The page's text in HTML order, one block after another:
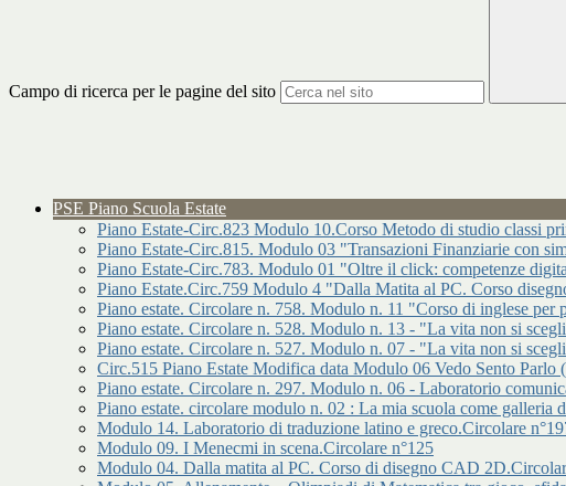
Campo di ricerca per le pagine del sito
PSE Piano Scuola Estate
Piano Estate-Circ.823 Modulo 10.Corso Metodo di studio classi
Piano Estate-Circ.815. Modulo 03 "Transazioni Finanziarie con
Piano Estate-Circ.783. Modulo 01 "Oltre il click: competenze
Piano Estate.Circ.759 Modulo 4 "Dalla Matita al PC. Corso
Piano estate. Circolare n. 758. Modulo n. 11 "Corso di inglese
Piano estate. Circolare n. 528. Modulo n. 13 - "La vita non si
Piano estate. Circolare n. 527. Modulo n. 07 - "La vita non si
Circ.515 Piano Estate Modifica data Modulo 06 Vedo Sento Parlo
Piano estate. Circolare n. 297. Modulo n. 06 - Laboratorio
Piano estate. circolare modulo n. 02 : La mia scuola come
Modulo 14. Laboratorio di traduzione latino e greco.Circolare
Modulo 09. I Menecmi in scena.Circolare n°125
Modulo 04. Dalla matita al PC. Corso di disegno CAD